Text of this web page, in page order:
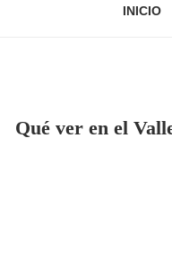
INICIO
Qué ver en el